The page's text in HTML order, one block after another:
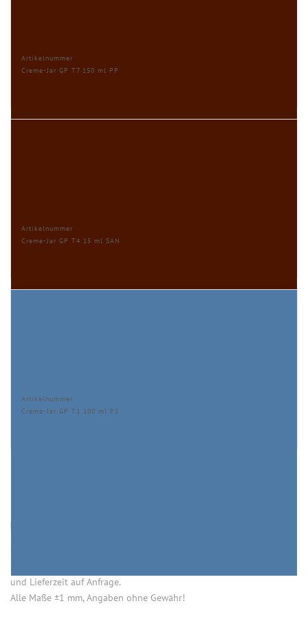
Artikelnummer
Creme-Jar GP T7 150 ml PP
Artikelnummer
Creme-Jar GP T4 15 ml SAN
Artikelnummer
Creme-Jar GP T1 100 ml PS
HINWEISE
und Lieferzeit auf Anfrage.
Alle Maße ±1 mm, Angaben ohne Gewähr!